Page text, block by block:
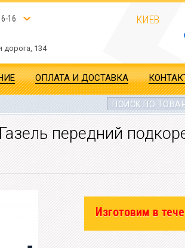
6-16
дорога, 134
КИЕВ
ОПЛАТА И ДОСТАВКА
передний
Изготовим в